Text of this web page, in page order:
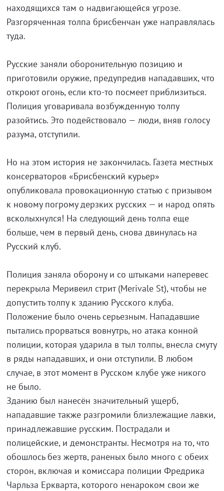
находящихся там о надвигающейся угрозе.
Разгоряченная толпа брисбенчан уже направлялась
туда.
Русские заняли оборонительную позицию и
приготовили оружие, предупредив нападавших, что
откроют огонь, если кто-то посмеет приблизиться.
Полиция уговаривала возбужденную толпу
разойтись. Это подействовало — люди, вняв голосу
разума, отступили.
Но на этом история не закончилась. Газета местных
консерваторов «Брисбенский курьер»
опубликовала провокационную статью с призывом
к новому погрому дерзких русских — и народ опять
всколыхнулся! На следующий день толпа еще
больше, чем в первый день, снова двинулась на
Русский клуб.
Полиция заняла оборону и со штыками наперевес
перекрыла Меривеил стрит (Merivale St), чтобы не
допустить толпу к зданию Русского клуба.
Положение было очень серьезным. Нападавшие
пытались прорваться вовнутрь, но атака конной
полиции, которая ударила в тыл толпы, внесла смуту
в ряды нападавших, и они отступили. В любом
случае, в этот момент в Русском клубе уже никого
не было.
Зданию был нанесён значительный ущерб,
нападавшие также разгромили близлежащие лавки,
принадлежавшие русским. Пострадали и
полицейские, и демонстранты. Несмотря на то, что
обошлось без жертв, раненых было много с обеих
сторон, включая и комиссара полиции Фредрика
Чарльза Еркварта, которого ненароком свои же